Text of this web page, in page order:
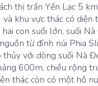
thị trấn Yến Lạc 5
khu vực thác có diện
con suối lớn, suối
từ đỉnh núi Phia
với dòng suối Nà
600m, chiều rộng
thác còn có một hồ